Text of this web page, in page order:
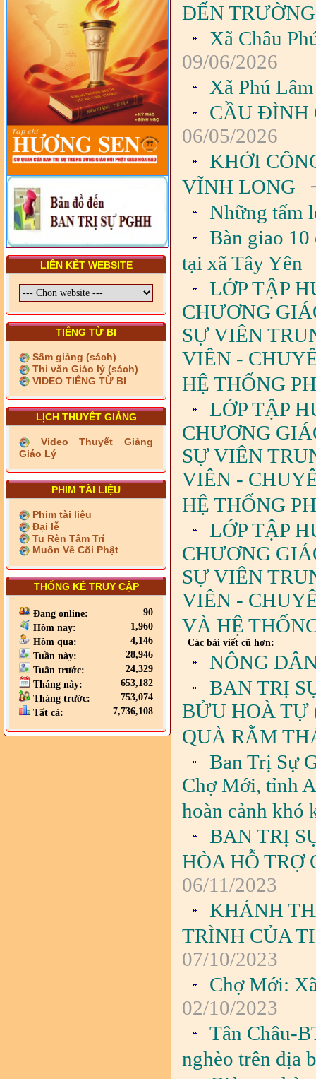
TRUNG ƯƠNG, BAN ĐẠI
DIỆN TỈNH VÀ GIÁO LÝ
VIÊN - CHUYÊN ĐỀ: NHỮNG
VẤN ĐỀ CHUNG VỀ PHÁP
LUẬT VÀ HỆ THỐNG PHÁP
LUẬT VIỆT NAM
- LỚP TẬP HUẤN LỊCH SỬ,
PHÁP LUẬT VIỆT NAM VÀ
HIẾN CHƯƠNG GIÁO HỘI
PGHH NHIỆM KỲ VI (2024-
2029) CHO TRỊ SỰ VIÊN
TRUNG ƯƠNG, BAN ĐẠI
DIỆN TỈNH VÀ GIÁO LÝ
VIÊN - CHUYÊN ĐỀ: SỰ RA
ĐỜI, BẢN CHẤT, CHỨC
NĂNG VÀ HÌNH THỨC CỦA
NƯỚC CHXHCN VIỆT NAM
LIÊN KẾT WEBSITE
TIẾNG TỪ BI
Sấm giảng (sách)
Thi văn Giáo lý (sách)
VIDEO TIẾNG TỪ BI
LỊCH THUYẾT GIẢNG
Video Thuyết Giảng
Giáo Lý
PHIM TÀI LIỆU
Phim tài liệu
Đại lễ
Tu Rèn Tâm Trí
Muốn Về Cõi Phật
THỐNG KÊ TRUY CẬP
Đang online:
90
Hôm nay:
1,960
Hôm qua:
4,146
Tuần này:
28,946
Tuần trước:
24,329
Tháng này:
653,182
Tháng trước:
753,074
Tất cả:
7,736,108
ĐẾN TRƯỜNG
Xã Châu
09/06/2026
Xã Phú
CẦU ĐÌNH
06/05/2026
KHỞI
VĨNH LONG
Những tấm
Bàn giao 10
tại xã Tây Yên
LỚP TẬP
CHƯƠNG
SỰ VIÊN
VIÊN -
HỆ THỐNG
LỚP TẬP
CHƯƠNG
SỰ VIÊN
VIÊN -
HỆ THỐNG
LỚP TẬP
CHƯƠNG
SỰ VIÊN
VIÊN -
VÀ HỆ
Các bài viết cũ hơn:
NÔNG
BAN TRỊ
BỬU HOÀ TỰ
QUÀ RẰM
Ban Trị Sự
Chợ Mới, tỉnh
hoàn cảnh khó
BAN TRỊ
HÒA HỖ TRỢ
06/11/2023
KHÁNH
TRÌNH CỦA
07/10/2023
Chợ Mới:
02/10/2023
Tân Châu-
nghèo trên địa